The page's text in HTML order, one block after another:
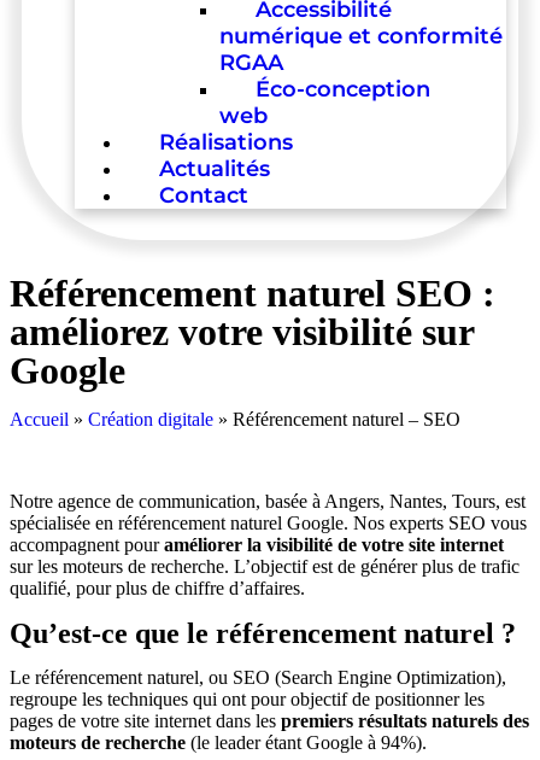
Accessibilité
numérique et conformité
RGAA
Éco-conception
web
Réalisations
Actualités
Contact
Référencement naturel SEO :
améliorez votre visibilité sur
Google
Accueil » Création digitale » Référencement naturel – SEO
Notre agence de communication, basée à Angers, Nantes, Tours, est
spécialisée en référencement naturel Google. Nos experts SEO vous
accompagnent pouraméliorer la visibilité de votre site internet
sur les moteurs de recherche. L’objectif est de générer plus de trafic
qualifié, pour plus de chiffre d’affaires.
Qu’est-ce que le référencement naturel ?
Le référencement naturel, ou SEO (Search Engine Optimization),
regroupe les techniques qui ont pour objectif de positionner les
pages de votre site internet dans les premiers résultats naturels des
moteurs de recherche (le leader étant Google à 94%).